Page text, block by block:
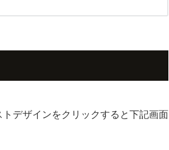
デザインをクリックすると下記画面